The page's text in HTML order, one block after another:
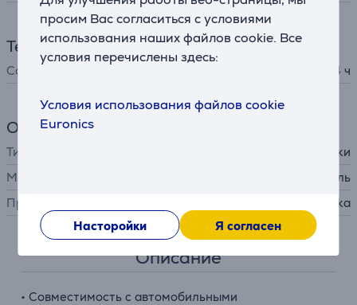
просим Вас согласиться с условиями
использования наших файлов cookie. Все
условия перечислены здесь:
Условия использования файлов cookie
Euronics
Насторойки Я согласен
Температура
Сохранение холода 24 ч
Общий параметр
Тип
термокружки
Материал
нержавеющая сталь
Производитель
Kambukka
Описание
• Совместимость с автомобильными